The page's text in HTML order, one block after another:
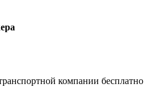
компании бесплатно